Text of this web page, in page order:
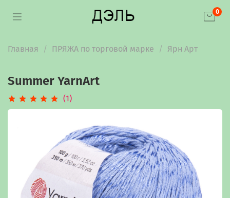
0
Главная ПРЯЖА по торговой марке Ярн Арт
Summer YarnArt
(1)